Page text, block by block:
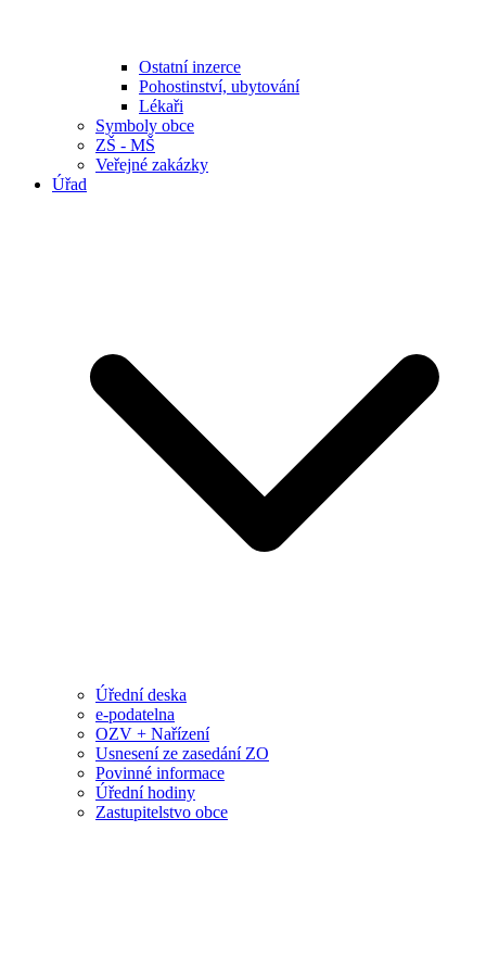
Ostatní inzerce
Pohostinství, ubytování
Lékaři
Symboly obce
ZŠ - MŠ
Veřejné zakázky
Úřad
Úřední deska
e-podatelna
OZV + Nařízení
Usnesení ze zasedání ZO
Povinné informace
Úřední hodiny
Zastupitelstvo obce